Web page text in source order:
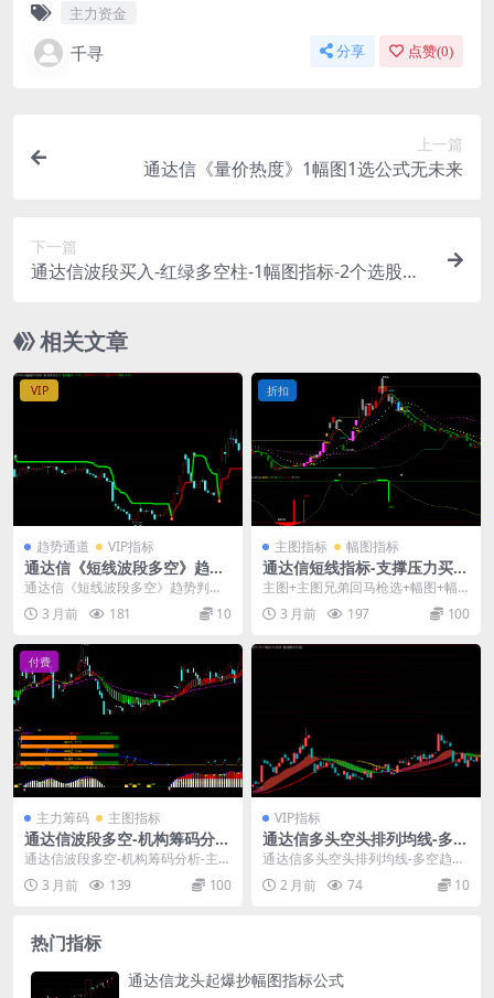
主力资金
千寻 分享 点赞(0)
上一篇
通达信《量价热度》1幅图1选公式无未来
下一篇
通达信波段买入-红绿多空柱-1幅图指标-2个选股公
相关文章
趋势通道 VIP指标
通达信《短线波段多空》趋势
判断指标公式源码
VIP
通达信《短线波段多空》趋势判断
指标公式源码： 指标通过价格波动
范围，画出两条不同...
3 月前 181 10
主图指标 幅图指标
通达信短线指标-支撑压力买卖
点-抄底逃顶公式源码
折扣
主图+主图兄弟回马枪选+幅图+幅
图超卖见底选+幅图抄底选，一共5
个指标公式！ 1...
3 月前 197 100
主力筹码 主图指标
通达信波段多空-机构筹码分
析-主力控盘低吸指标公式
付费
通达信波段多空-机构筹码分析-主力
控盘低吸指标公式，套装指标一个6
个指标： 分为...
3 月前 139 100
VIP指标
通达信多头空头排列均线-多空
趋势线主图指标公式
通达信多头空头排列均线-多空趋势
线主图指标公式： 用在通达信电脑
端，手机端都可以...
2 月前 74 10
热门指标
通达信龙头起爆抄幅图指标公式